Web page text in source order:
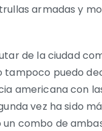
armadas y
de la ciudad
tampoco puedo
americana con
vez ha sido
un combo de